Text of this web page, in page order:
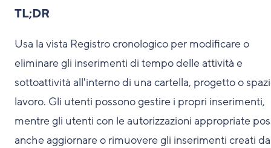
TL;DR
Usa la vista Registro cronologico per modificare o
eliminare gli inserimenti di tempo delle attività e
sottoattività all'interno di una cartella, progetto o
lavoro. Gli utenti possono gestire i propri inserimenti,
mentre gli utenti con le autorizzazioni appropriate
anche aggiornare o rimuovere gli inserimenti creati